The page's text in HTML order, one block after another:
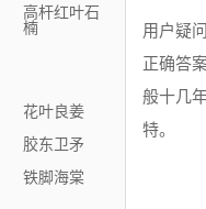
用户疑
正确答
般十几
特。
高杆红叶石
楠
花叶良姜
胶东卫矛
铁脚海棠